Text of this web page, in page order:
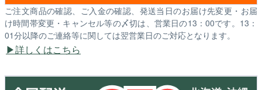
ご注文商品の確認、ご入金の確認、発送当日のお届け先変更・お届
け時間帯変更・キャンセル等の〆切は、営業日の13：00です。13：
01分以降のご連絡等に関しては翌営業日のご対応となります。
詳しくはこちら